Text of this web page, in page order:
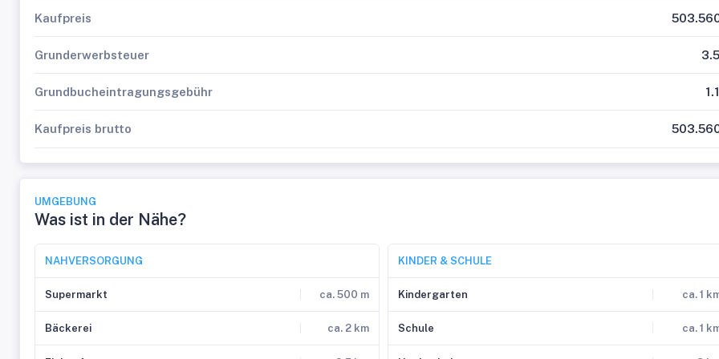
Kaufpreis
Grunderwerbsteuer
Grundbucheintragungsgebühr
Kaufpreis brutto
UMGEBUNG
Was ist in der Nähe?
NAHVERSORGUNG
Supermarkt ca. 500 m
Bäckerei ca. 2 km
KINDER & SCHULE
Kindergarten ca. 1
Schule ca. 1